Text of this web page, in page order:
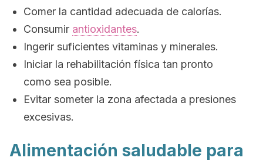
Comer la cantidad adecuada de calorías.
Consumir antioxidantes.
Ingerir suficientes vitaminas y minerales.
Iniciar la rehabilitación física tan pronto
como sea posible.
Evitar someter la zona afectada a presiones
excesivas.
Alimentación saludable para